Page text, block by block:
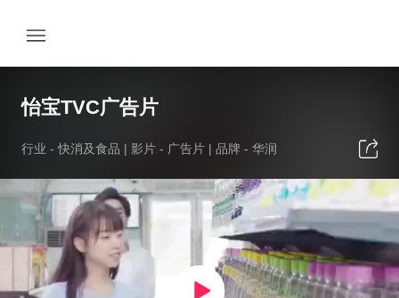
怡宝TVC广告片
行业 -快消及食品 | 影片 - 广告片 | 品牌 - 华润